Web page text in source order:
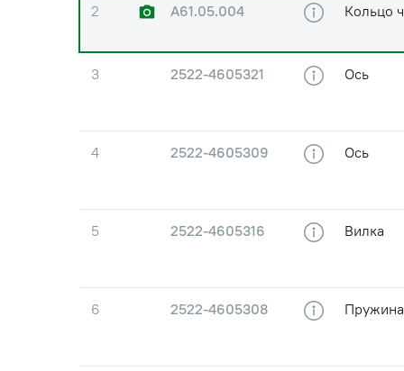
2 А61.05.004 Кольцо
3 2522-4605321 Ось
4 2522-4605309 Ось
5 2522-4605316 Вилка
6 2522-4605308 Пружина